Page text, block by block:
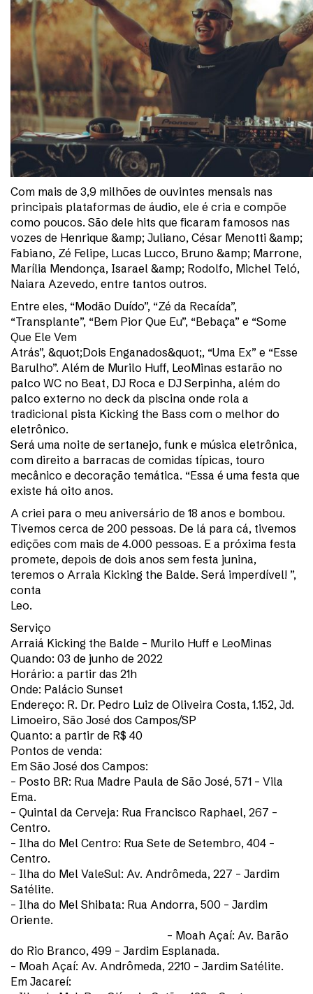
Com mais de 3,9 milhões de ouvintes mensais nas
principais plataformas de áudio, ele é cria e compõe
como poucos. São dele hits que ficaram famosos nas
vozes de Henrique &amp; Juliano, César Menotti &amp;
Fabiano, Zé Felipe, Lucas Lucco, Bruno &amp; Marrone,
Marília Mendonça, Isarael &amp; Rodolfo, Michel Teló,
Naiara Azevedo, entre tantos outros.
Entre eles, “Modão Duído”, “Zé da Recaída”,
“Transplante”, “Bem Pior Que Eu”, “Bebaça” e “Some
Que Ele Vem
Atrás”, &quot;Dois Enganados&quot;, “Uma Ex” e “Esse
Barulho”. Além de Murilo Huff, LeoMinas estarão no
palco WC no Beat, DJ Roca e DJ Serpinha, além do
palco externo no deck da piscina onde rola a
tradicional pista Kicking the Bass com o melhor do
eletrônico.
Será uma noite de sertanejo, funk e música eletrônica,
com direito a barracas de comidas típicas, touro
mecânico e decoração temática. “Essa é uma festa que
existe há oito anos.
A criei para o meu aniversário de 18 anos e bombou.
Tivemos cerca de 200 pessoas. De lá para cá, tivemos
edições com mais de 4.000 pessoas. E a próxima festa
promete, depois de dois anos sem festa junina,
teremos o Arraia Kicking the Balde. Será imperdível! ”,
conta
Leo.
Serviço
Arraiá Kicking the Balde – Murilo Huff e LeoMinas
Quando: 03 de junho de 2022
Horário: a partir das 21h
Onde: Palácio Sunset
Endereço: R. Dr. Pedro Luiz de Oliveira Costa, 1.152, Jd.
Limoeiro, São José dos Campos/SP
Quanto: a partir de R$ 40
Pontos de venda:
Em São José dos Campos:
– Posto BR: Rua Madre Paula de São José, 571 – Vila
Ema.
– Quintal da Cerveja: Rua Francisco Raphael, 267 –
Centro.
– Ilha do Mel Centro: Rua Sete de Setembro, 404 –
Centro.
– Ilha do Mel ValeSul: Av. Andrômeda, 227 – Jardim
Satélite.
– Ilha do Mel Shibata: Rua Andorra, 500 – Jardim
Oriente.
– Moah Açaí: Av. Barão
do Rio Branco, 499 – Jardim Esplanada.
– Moah Açaí: Av. Andrômeda, 2210 – Jardim Satélite.
Em Jacareí: